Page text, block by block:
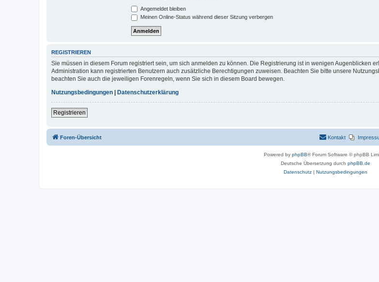
Angemeldet bleiben
Meinen Online-Status während dieser Sitzung verbergen
REGISTRIEREN
Sie müssen in diesem Forum registriert sein, um sich anmelden zu können. Die Registrierung ist in wenigen Augenblicken
Administration kann registrierten Benutzern auch zusätzliche Berechtigungen zuweisen. Beachten Sie bitte unsere
beachten Sie auch die jeweiligen Forenregeln, wenn Sie sich in diesem Board bewegen.
Nutzungsbedingungen
Datenschutzerklärung
Registrieren
Foren-Übersicht Kontakt
Powered by phpBB® Forum Software © phpBB
Deutsche Übersetzung durch phpBB.de
Datenschutz| Nutzungsbedingungen